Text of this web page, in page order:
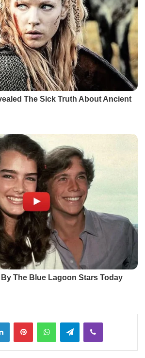
LinkedInPinterestWhatsAppTelegramViber